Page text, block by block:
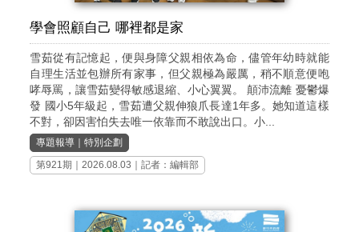
學會照顧自己 哪裡都是家
雪茹從有記憶起，便與身障父親相依為命，儘管年幼時就能
自理生活並包辦所有家事，但父親極為嚴厲，稍不順意便咆
哮辱罵，讓雪茹變得敏感退縮、小心翼翼。 顛沛流離 憂鬱爆
發 國小5年級起，雪茹遭父親伸狼爪長達1年多。她知道這樣
不對，卻因害怕失去唯一依靠而不敢說出口。小...
專題報導 ｜特別企劃
第921期
｜2026.08.03｜記者：編輯部